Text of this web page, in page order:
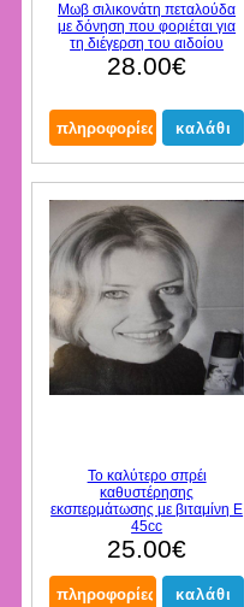
Μωβ σιλικονάτη πεταλούδα
με δόνηση που φοριέται για
τη διέγερση του αιδοίου
28.00€
Το καλύτερο σπρέι
καθυστέρησης
εκσπερμάτωσης με βιταμίνη Ε
45cc
25.00€